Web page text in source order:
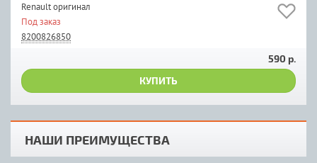
Renault оригинал
Под заказ
8200826850
590 р.
КУПИТЬ
НАШИ ПРЕИМУЩЕСТВА